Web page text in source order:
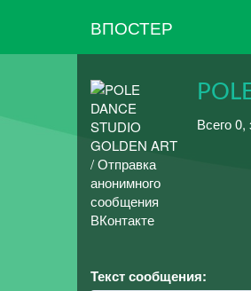
ВПОСТЕР
Всего
Текст сообщения: